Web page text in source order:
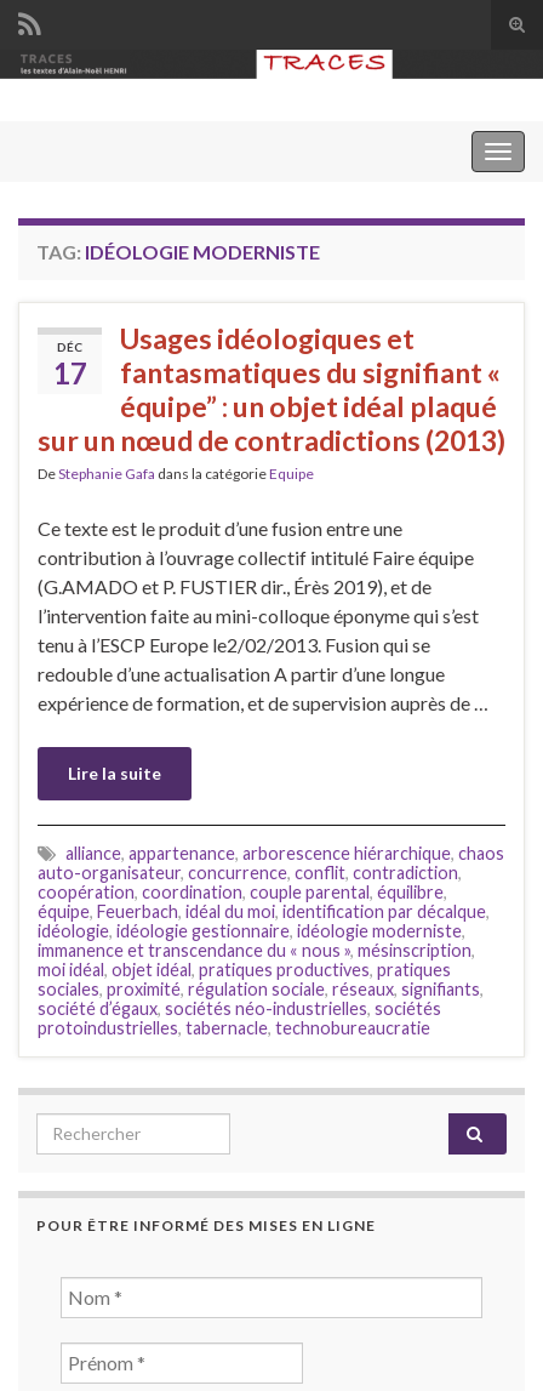
Search for:
TAG: IDÉOLOGIE MODERNISTE
DÉC
17
Usages idéologiques et
fantasmatiques du signifiant «
équipe” : un objet idéal plaqué
sur un nœud de contradictions (2013)
DeStephanie Gafa dans la catégorieEquipe
Ce texte est le produit d’une fusion entre une
contribution à l’ouvrage collectif intitulé Faire équipe
(G.AMADO et P. FUSTIER dir., Érès 2019), et de
l’intervention faite au mini-colloque éponyme qui s’est
tenu à l’ESCP Europe le2/02/2013. Fusion qui se
redouble d’une actualisation A partir d’une longue
expérience de formation, et de supervision auprès de …
Lire la suite
alliance, appartenance, arborescence hiérarchique, chaos
auto-organisateur, concurrence, conflit, contradiction,
coopération, coordination, couple parental, équilibre,
équipe, Feuerbach, idéal du moi, identification par décalque,
idéologie, idéologie gestionnaire, idéologie moderniste,
immanence et transcendance du « nous », mésinscription,
moi idéal, objet idéal, pratiques productives, pratiques
sociales, proximité, régulation sociale, réseaux, signifiants,
société d’égaux, sociétés néo-industrielles, sociétés
protoindustrielles, tabernacle, technobureaucratie
Search for:
POUR ÊTRE INFORMÉ DES MISES EN LIGNE